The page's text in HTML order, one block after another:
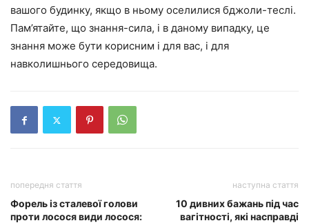
вашого будинку, якщо в ньому оселилися бджоли-теслі.
Пам’ятайте, що знання-сила, і в даному випадку, це
знання може бути корисним і для вас, і для
навколишнього середовища.
попередня стаття
Форель із сталевої голови
проти лосося види лосося:
наступна стаття
10 дивних бажань під час
вагітності, які насправді